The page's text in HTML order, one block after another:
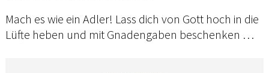
Mach es wie ein Adler! Lass dich von Gott hoch in die
Lüfte heben und mit Gnadengaben beschenken …